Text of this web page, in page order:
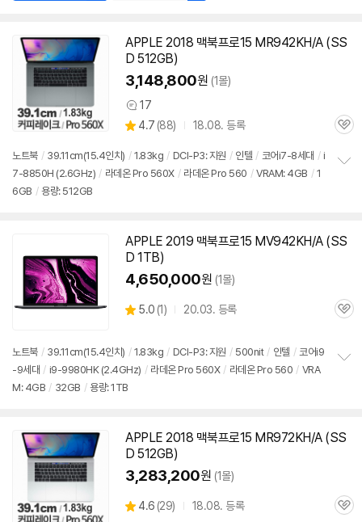
APPLE 2018 맥북프로15 MR942KH/A (SS
D 512GB)
3,148,800원 (1몰)
상
품
견
17
별
점
4.7 (상
리
뷰
88) 18.08. 등록
관
노트북 / 39.11cm(15.4인치) / 1.83kg / DCI-P3: 지원 / 인텔 / 코어i7-8세대 / i
7-8850H (2.6GHz) / 라데온 Pro 560X / 라데온 Pro 560 / VRAM: 4GB / 1
6GB / 용량: 512GB
기
APPLE 2019 맥북프로15 MV942KH/A (SS
D 1TB)
4,650,000원 (1몰)
별
5.0 (상
뷰
1) 20.03. 등록
관
노트북 / 39.11cm(15.4인치) / 1.83kg / DCI-P3: 지원 / 500nit / 인텔 / 코어i9
-9세대 / i9-9980HK (2.4GHz) / 라데온 Pro 560X / 라데온 Pro 560 / VRA
M: 4GB / 32GB / 용량: 1TB
기
APPLE 2018 맥북프로15 MR972KH/A (SS
D 512GB)
3,283,200원 (1몰)
별
4.6 (상
29) 18.08. 등록
관